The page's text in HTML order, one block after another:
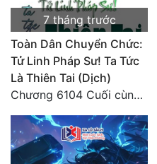
Tu Chân
Tu Tiên
Tội Phạm
Vô Địch
Võ Hiệp
Võng Du
7 tháng trước
Toàn Dân Chuyển Chức:
Tử Linh Pháp Sư! Ta Tức
Là Thiên Tai (Dịch)
Chương 6104 Cuối cùng (HẾT)